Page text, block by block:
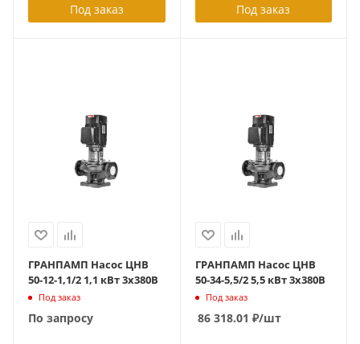
Под заказ Под заказ
ГРАНПАМП Насос ЦНВ
50-12-1,1/2 1,1 кВт 3х380В
Под заказ
По запросу
ГРАНПАМП Насос ЦНВ
50-34-5,5/2 5,5 кВт 3х380В
Под заказ
86 318.01 ₽/шт